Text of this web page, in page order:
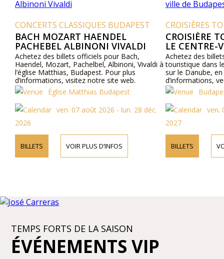
CONCERTS CLASSIQUES BUDAPEST
BACH MOZART HAENDEL
PACHEBEL ALBINONI VIVALDI
Achetez des billets officiels pour Bach,
Haendel, Mozart, Pachelbel, Albinoni, Vivaldi à
l’église Matthias, Budapest. Pour plus
d’informations, visitez notre site web.
Église Matthias Budapest
ven. 07 août 2026 - lun. 28 déc.
2026
BILLETS VOIR PLUS D’INFOS
CROISIÈRES
CROISIÈRE
LE CENTRE-
Achetez des
touristique dans
sur le Danube,
d’informations,
ven.
2027
BILLETS
TEMPS FORTS DE LA SAISON
ÉVÉNEMENTS VIP